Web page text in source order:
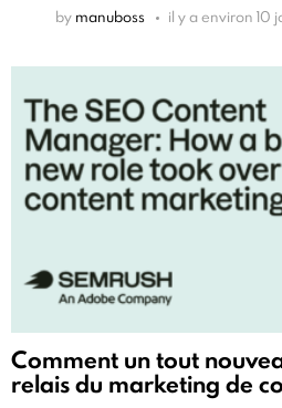
by manuboss il y a environ 10
Comment un tout
relais du marketing de